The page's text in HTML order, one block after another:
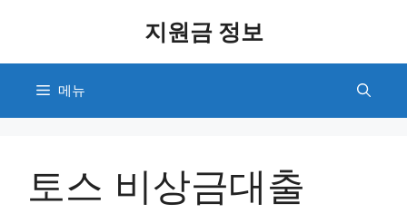
너
지원금 정보
메뉴
토스 비상금대출